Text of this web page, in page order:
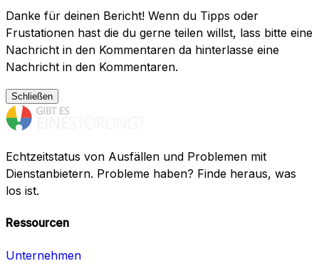
Danke für deinen Bericht! Wenn du Tipps oder
Frustationen hast die du gerne teilen willst, lass bitte eine
Nachricht in den Kommentaren da hinterlasse eine
Nachricht in den Kommentaren.
Schließen
Echtzeitstatus von Ausfällen und Problemen mit
Dienstanbietern. Probleme haben? Finde heraus, was
los ist.
Ressourcen
Unternehmen